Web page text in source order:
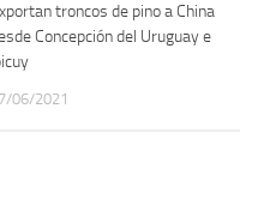
troncos de pino a China
Concepción del Uruguay e
06/2021